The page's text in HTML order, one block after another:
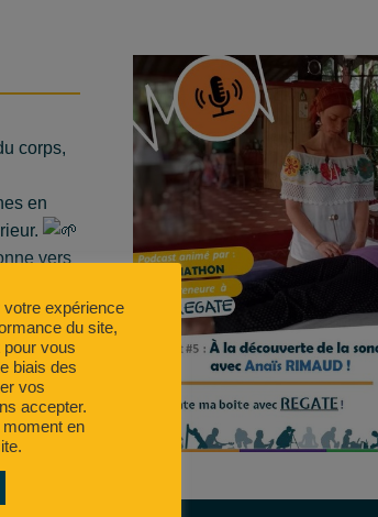
corps,
en
vers
elle,
expérience
du site,
vous
biais des
vos
accepter.
en